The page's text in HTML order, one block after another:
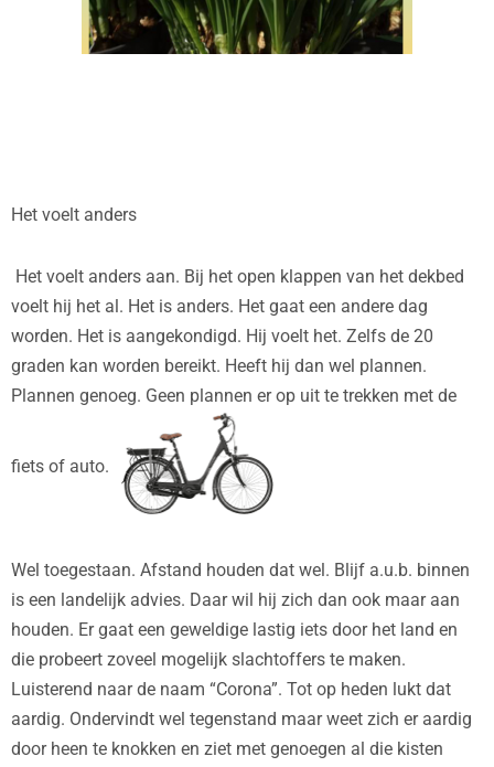
Het voelt anders
Het voelt anders aan. Bij het open klappen van het dekbed
voelt hij het al. Het is anders. Het gaat een andere dag
worden. Het is aangekondigd. Hij voelt het. Zelfs de 20
graden kan worden bereikt. Heeft hij dan wel plannen.
Plannen genoeg. Geen plannen er op uit te trekken met de
fiets of auto.
Wel toegestaan. Afstand houden dat wel. Blijf a.u.b. binnen
is een landelijk advies. Daar wil hij zich dan ook maar aan
houden. Er gaat een geweldige lastig iets door het land en
die probeert zoveel mogelijk slachtoffers te maken.
Luisterend naar de naam “Corona”. Tot op heden lukt dat
aardig. Ondervindt wel tegenstand maar weet zich er aardig
door heen te knokken en ziet met genoegen al die kisten